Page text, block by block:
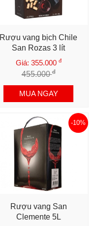
Rượu vang bịch Chile
San Rozas 3 lít
Giá: 355.000 đ
455.000đ
MUA NGAY
Rượu vang San
Clemente 5L
-10%